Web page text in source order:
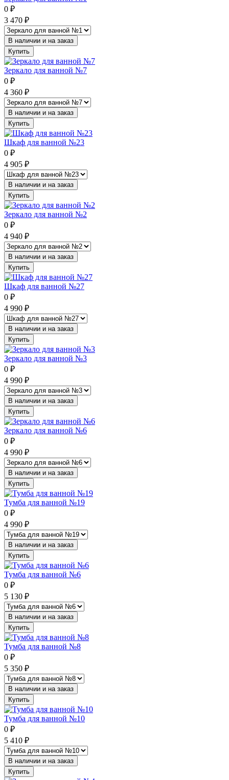
0 ₽
3 470 ₽
В наличии и на заказ
Купить
Зеркало для ванной №7
0 ₽
4 360 ₽
В наличии и на заказ
Купить
Шкаф для ванной №23
0 ₽
4 905 ₽
В наличии и на заказ
Купить
Зеркало для ванной №2
0 ₽
4 940 ₽
В наличии и на заказ
Купить
Шкаф для ванной №27
0 ₽
4 990 ₽
В наличии и на заказ
Купить
Зеркало для ванной №3
0 ₽
4 990 ₽
В наличии и на заказ
Купить
Зеркало для ванной №6
0 ₽
4 990 ₽
В наличии и на заказ
Купить
Тумба для ванной №19
0 ₽
4 990 ₽
В наличии и на заказ
Купить
Тумба для ванной №6
0 ₽
5 130 ₽
В наличии и на заказ
Купить
Тумба для ванной №8
0 ₽
5 350 ₽
В наличии и на заказ
Купить
Тумба для ванной №10
0 ₽
5 410 ₽
В наличии и на заказ
Купить